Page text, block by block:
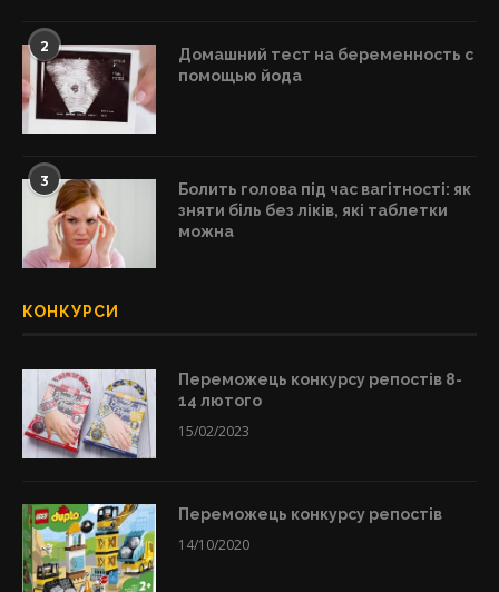
2
Домашний тест на беременность с
помощью йода
3
Болить голова під час вагітності: як
зняти біль без ліків, які таблетки
можна
КОНКУРСИ
Переможець конкурсу репостів 8-
14 лютого
15/02/2023
Переможець конкурсу репостів
14/10/2020